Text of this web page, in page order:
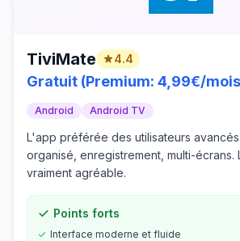
TiviMate 4.4
Gratuit (Premium: 4,99€/
Android Android TV
L'app préférée des utilisateurs
organisé, enregistrement, multi-écrans.
vraiment agréable.
Points forts
Interface moderne et fluide